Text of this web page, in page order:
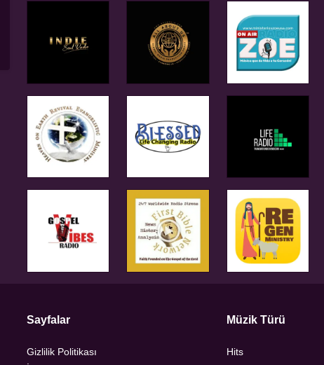
Sayfalar
Gizlilik Politikası
Müzik Türü
Hits